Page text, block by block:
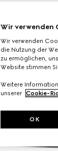
Wir verwenden
Wir verwenden
die Nutzung der
zu ermöglichen,
Website stimmen
Weitere
unserer Cookie-
OK